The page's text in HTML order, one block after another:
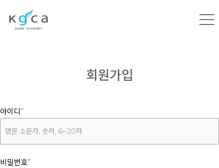
회원가입
아이디
비밀번호